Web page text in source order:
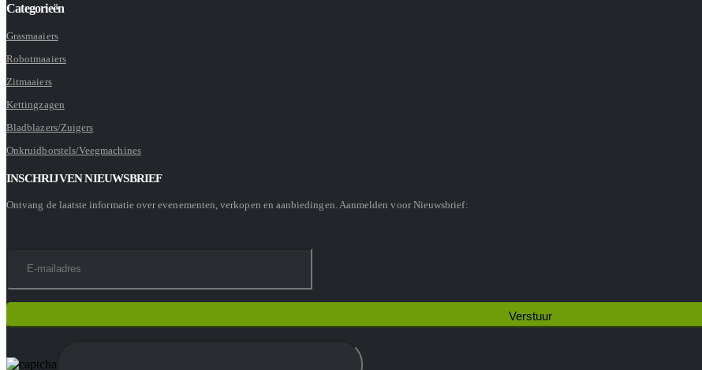
Categorieën
Grasmaaiers
Robotmaaiers
Zitmaaiers
Kettingzagen
Bladblazers/Zuigers
Onkruidborstels/Veegmachines
INSCHRIJVEN NIEUWSBRIEF
Ontvang de laatste informatie over evenementen, verkopen en aanbiedingen. Aanmelden voor Nieuwsbrief: